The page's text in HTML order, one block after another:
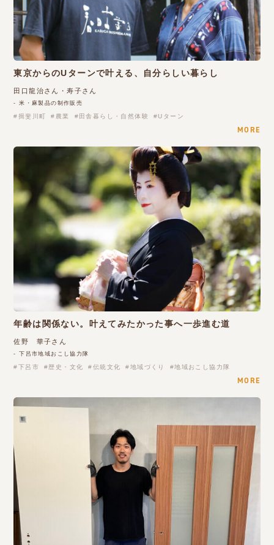
東京からのUターンで叶える、自分らしい暮らし
田口龍治さん・寿子さん
- 米・麻製品の制作販売
揖斐川町 農業 田舎暮らし・自然体験 Uターン
MORE
年齢は関係ない。叶えてみたかった事へ一歩進む道
佐野 華子さん
- 下呂市地域おこし協力隊
下呂市 歴史・文化 伝統文化 地域づくり 地域おこし協力隊
MORE